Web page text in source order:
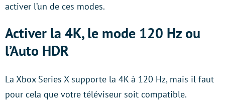
activer l’un de ces modes.
Activer la 4K, le mode 120 Hz ou
l’Auto HDR
La Xbox Series X supporte la 4K à 120 Hz, mais il faut
pour cela que votre téléviseur soit compatible.